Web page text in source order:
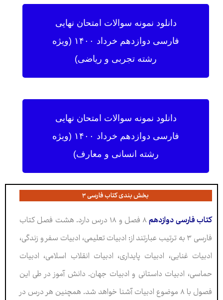
دانلود نمونه سوالات امتحان نهایی
فارسی دوازدهم خرداد ۱۴۰۰ (ویژه
رشته تجربی و ریاضی)
دانلود نمونه سوالات امتحان نهایی
فارسی دوازدهم خرداد ۱۴۰۰ (ویژه
رشته انسانی و معارف)
بخش بندی کتاب فارسی ۳
کتاب فارسی دوازدهم
۸ فصل و ۱۸ درس دارد. هشت فصل کتاب
فارسی ۳ به ترتیب عبارتند از: ادبیات تعلیمی، ادبیات سفر و زندگی،
ادبیات غنایی، ادبیات پایداری، ادبیات انقلاب اسلامی، ادبیات
حماسی، ادبیات داستانی و ادبیات جهان. دانش آموز در طی این
فصول با ۸ موضوع ادبیات آشنا خواهد شد. همچنین هر درس در